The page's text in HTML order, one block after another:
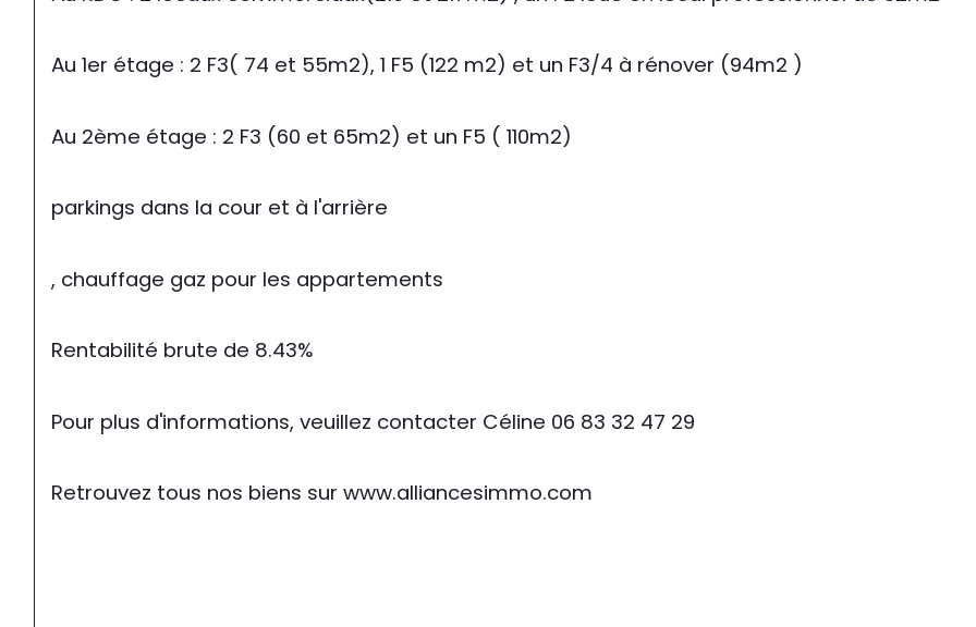
Au 1er étage : 2 F3( 74 et 55m2), 1 F5 (122 m2) et un F3/4 à rénover (94m2 )
Au 2ème étage : 2 F3 (60 et 65m2) et un F5 ( 110m2)
parkings dans la cour et à l'arrière
, chauffage gaz pour les appartements
Rentabilité brute de 8.43%
Pour plus d'informations, veuillez contacter Céline 06 83 32 47 29
Retrouvez tous nos biens sur www.alliancesimmo.com